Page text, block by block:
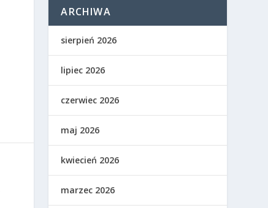
ARCHIWA
sierpień 2026
lipiec 2026
czerwiec 2026
maj 2026
kwiecień 2026
marzec 2026